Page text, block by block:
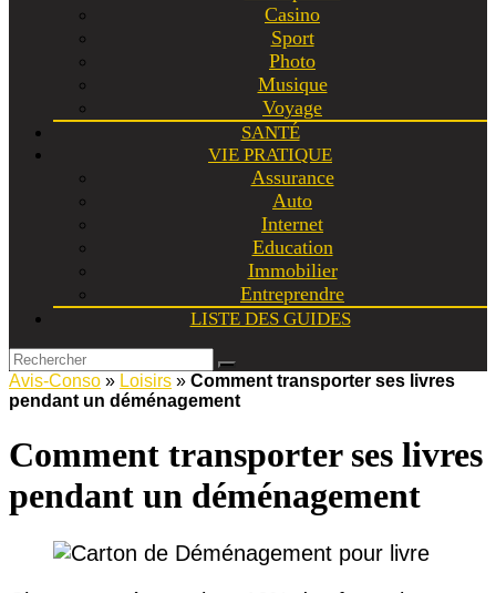
Casino
Sport
Photo
Musique
Voyage
SANTÉ
VIE PRATIQUE
Assurance
Auto
Internet
Education
Immobilier
Entreprendre
LISTE DES GUIDES
Avis-Conso » Loisirs » Comment transporter ses livres
pendant un déménagement
Comment transporter ses livres
pendant un déménagement